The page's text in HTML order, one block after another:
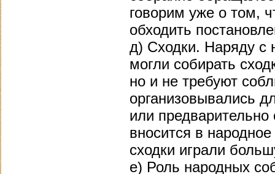
говорим уже о том,
обходить
д) Сходки. Наряду с
могли собирать
но и не требуют
организовывались
или предварительно
вносится в
сходки играли
е) Роль народных